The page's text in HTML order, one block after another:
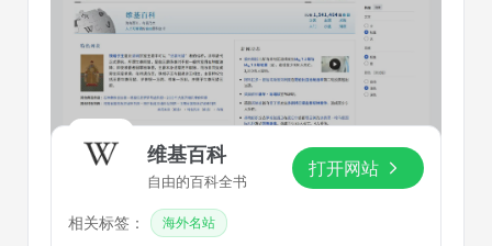
维基百科
自由的百科全书
打开网站
相关标签： 海外名站